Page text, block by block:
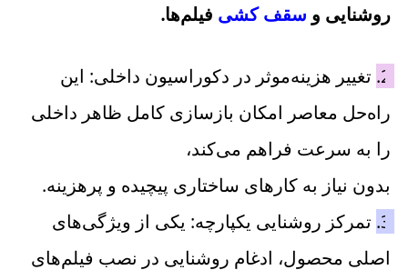
روشنایی و سقف کشی فیلم‌ها.
2.
را به سرعت فراهم می‌کند،
بدون نیاز به کارهای ساختاری پیچیده و پرهزینه.
3.